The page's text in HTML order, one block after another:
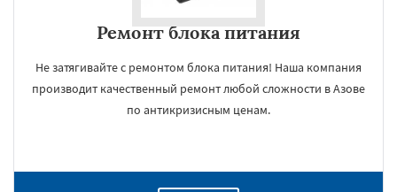
Ремонт блока питания
Не затягивайте с ремонтом блока питания! Наша компания
производит качественный ремонт любой сложности в Азове
по антикризисным ценам.